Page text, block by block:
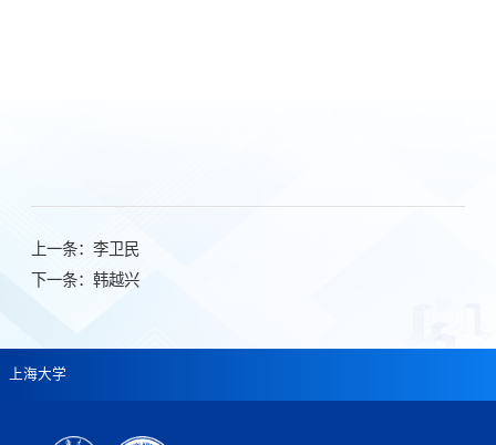
上一条： 李卫民
下一条： 韩越兴
上海大学